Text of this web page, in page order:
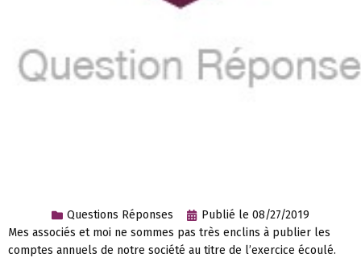
Questions Réponses Publié le 08/27/2019
Mes associés et moi ne sommes pas très enclins à publier les
comptes annuels de notre société au titre de l’exercice écoulé.